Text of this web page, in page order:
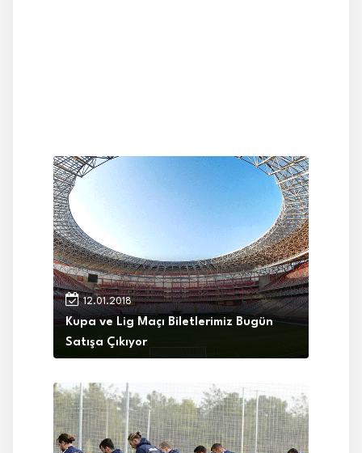
12.01.2018
Kupa ve Lig Maçı Biletlerimiz Bugün
Satışa Çıkıyor